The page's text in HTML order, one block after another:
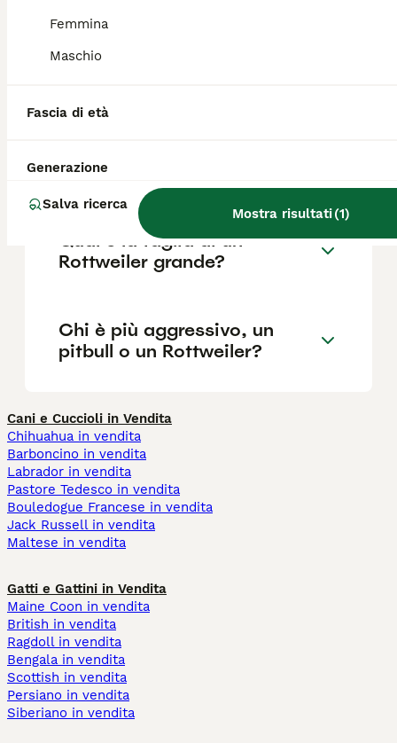
Femmina
Maschio
Fascia di età
Generazione
Salva ricerca
Mostra risultati(1)
Quali sono i difetti del
Rottweiler?
Qual è la taglia di un
Rottweiler grande?
Chi è più aggressivo, un
pitbull o un Rottweiler?
Cani e Cuccioli in Vendita
Chihuahua in vendita
Barboncino in vendita
Labrador in vendita
Pastore Tedesco in vendita
Bouledogue Francese in vendita
Jack Russell in vendita
Maltese in vendita
Gatti e Gattini in Vendita
Maine Coon in vendita
British in vendita
Ragdoll in vendita
Bengala in vendita
Scottish in vendita
Persiano in vendita
Siberiano in vendita